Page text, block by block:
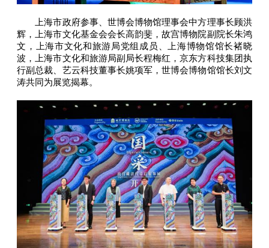
上海市政府参事、世博会博物馆理事会中方理事长顾洪
辉，上海市文化基金会会长高韵斐，故宫博物院副院长朱鸿
文，上海市文化和旅游局党组成员、上海博物馆馆长褚晓
波，上海市文化和旅游局副局长程梅红，京东方科技集团执
行副总裁、艺云科技董事长姚项军，世博会博物馆馆长刘文
涛共同为展览揭幕。